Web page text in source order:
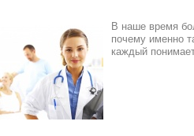
В наше время
почему именно
каждый